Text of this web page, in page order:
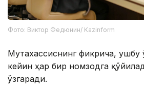
Фото: Виктор Федюнин/ Kazinform
Мутахассиснинг фикрича, ушбу
кейин ҳар бир номзодга
ўзгаради.